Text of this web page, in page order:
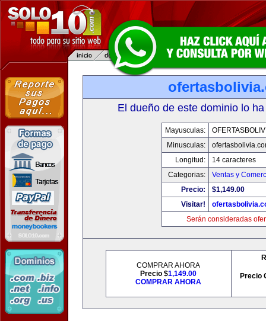
El dueño de este dominio lo
Mayusculas:
Minusculas:
Longitud:
14 caracteres
Categorias:
Ventas y
Precio:
$1,149.00
Visitar!
Serán consideradas
COMPRAR AHORA
Precio $1,149.00
COMPRAR AHORA
Precio